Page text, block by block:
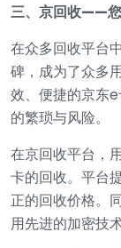
三、京回收——
在众多回收平台
碑，成为了众多
效、便捷的京东
的繁琐与风险。
在京回收平台，
卡的回收。平台
正的回收价格。
用先进的加密技